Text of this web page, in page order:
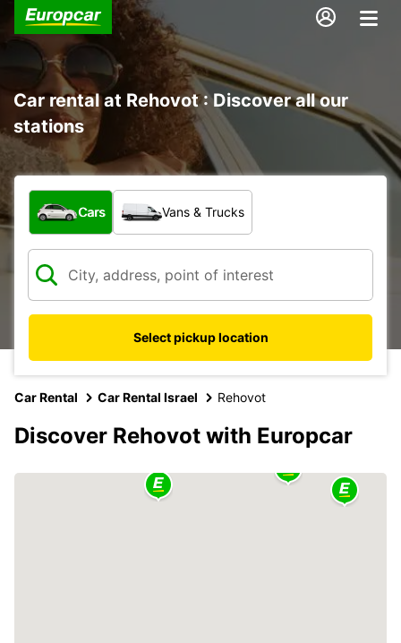
Car rental at Rehovot : Discover all our
stations
What type of vehicle?
Cars Vans & Trucks
Select pickup location
Car Rental Car Rental Israel Rehovot
Discover Rehovot with Europcar